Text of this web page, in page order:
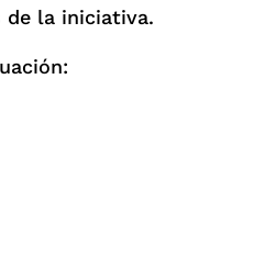
de la iniciativa.